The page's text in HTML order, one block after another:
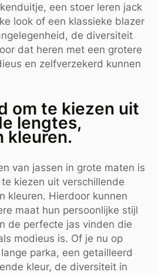
een stoer leren jack
look of een klassieke blazer
de diversiteit
dat heren met een grotere
en zelfverzekerd kunnen
om te kiezen uit
lengtes,
kleuren.
van jassen in grote maten is
kiezen uit verschillende
kleuren. Hierdoor kunnen
maat hun persoonlijke stijl
de perfecte jas vinden die
modieus is. Of je nu op
parka, een getailleerd
kleur, de diversiteit in